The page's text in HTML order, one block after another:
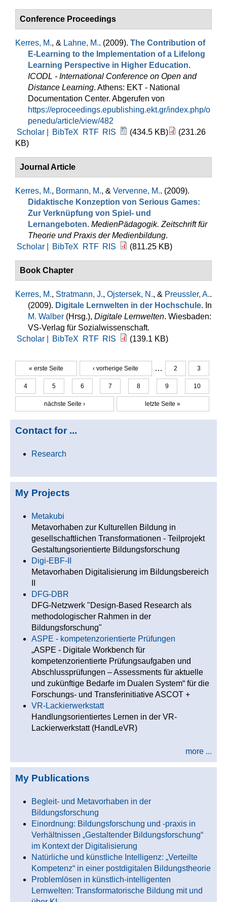
Conference Proceedings
Kerres, M., & Lahne, M.. (2009). The Contribution of
E-Learning to the Implementation of a Lifelong
Learning Perspective in Higher Education.
ICODL - International Conference on Open and
Distance Learning. Athens: EKT - National
Documentation Center. Abgerufen von
https://eproceedings.epublishing.ekt.gr/index.php/o
penedu/article/view/482
Scholar |
BibTeX RTF RIS (434.5 KB)
(231.26
KB)
Journal Article
Kerres, M., Bormann, M., & Vervenne, M.. (2009).
Didaktische Konzeption von Serious Games:
Zur Verknüpfung von Spiel- und
Lernangeboten. MedienPädagogik. Zeitschrift für
Theorie und Praxis der Medienbildung.
Scholar |
BibTeX RTF RIS (811.25 KB)
Book Chapter
Kerres, M., Stratmann, J., Ojstersek, N., & Preussler, A..
(2009). Digitale Lernwelten in der Hochschule. In
M. Walber (Hrsg.), Digitale Lernwelten. Wiesbaden:
VS-Verlag für Sozialwissenschaft.
Scholar |
BibTeX RTF RIS (139.1 KB)
Seiten
« erste Seite ‹ vorherige Seite … 2 3
4 5 6 7 8 9 10
nächste Seite › letzte Seite »
Contact for ...
Research
My Projects
Metakubi
Metavorhaben zur Kulturellen Bildung in
gesellschaftlichen Transformationen - Teilprojekt
Gestaltungsorientierte Bildungsforschung
Digi-EBF-II
Metavorhaben Digitalisierung im Bildungsbereich
DFG-DBR
DFG-Netzwerk "Design-Based Research als
methodologischer Rahmen in der
Bildungsforschung"
ASPE - kompetenzorientierte Prüfungen
„ASPE - Digitale Workbench für
kompetenzorientierte Prüfungsaufgaben und
Abschlussprüfungen – Assessments für aktuelle
und zukünftige Bedarfe im Dualen System“ für die
Forschungs- und Transferinitiative ASCOT +
VR-Lackierwerkstatt
Handlungsorientiertes Lernen in der VR-
Lackierwerkstatt (HandLeVR)
more ...
My Publications
Begleit- und Metavorhaben in der
Bildungsforschung
Einordnung: Bildungsforschung und -praxis in
Verhältnissen „Gestaltender Bildungsforschung“
im Kontext der Digitalisierung
Natürliche und künstliche Intelligenz: „Verteilte
Kompetenz“ in einer postdigitalen Bildungstheorie
Problemlösen in künstlich-intelligenten
Lernwelten: Transformatorische Bildung mit und